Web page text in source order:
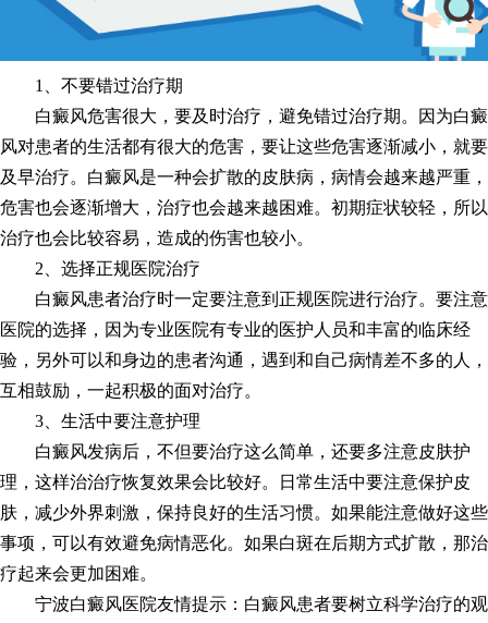
1、不要错过治疗期
白癜风危害很大，要及时治疗，避免错过治疗期。因为白癜
风对患者的生活都有很大的危害，要让这些危害逐渐减小，就要
及早治疗。白癜风是一种会扩散的皮肤病，病情会越来越严重，
危害也会逐渐增大，治疗也会越来越困难。初期症状较轻，所以
治疗也会比较容易，造成的伤害也较小。
2、选择正规医院治疗
白癜风患者治疗时一定要注意到正规医院进行治疗。要注意
医院的选择，因为专业医院有专业的医护人员和丰富的临床经
验，另外可以和身边的患者沟通，遇到和自己病情差不多的人，
互相鼓励，一起积极的面对治疗。
3、生活中要注意护理
白癜风发病后，不但要治疗这么简单，还要多注意皮肤护
理，这样治治疗恢复效果会比较好。日常生活中要注意保护皮
肤，减少外界刺激，保持良好的生活习惯。如果能注意做好这些
事项，可以有效避免病情恶化。如果白斑在后期方式扩散，那治
疗起来会更加困难。
宁波白癜风医院友情提示：白癜风患者要树立科学治疗的观